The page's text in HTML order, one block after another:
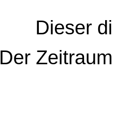
Dieser
Der